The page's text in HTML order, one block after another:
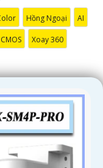
Hồng Ngoại AI
CMOS Xoay 360